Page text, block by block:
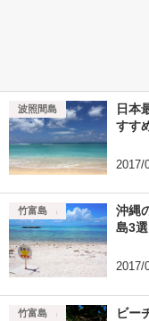
日本
すす
2017/
波照間島
沖縄
島3選
2017/
小浜島
波照間島
竹富島
ビー
奄美
波照間島
竹富島